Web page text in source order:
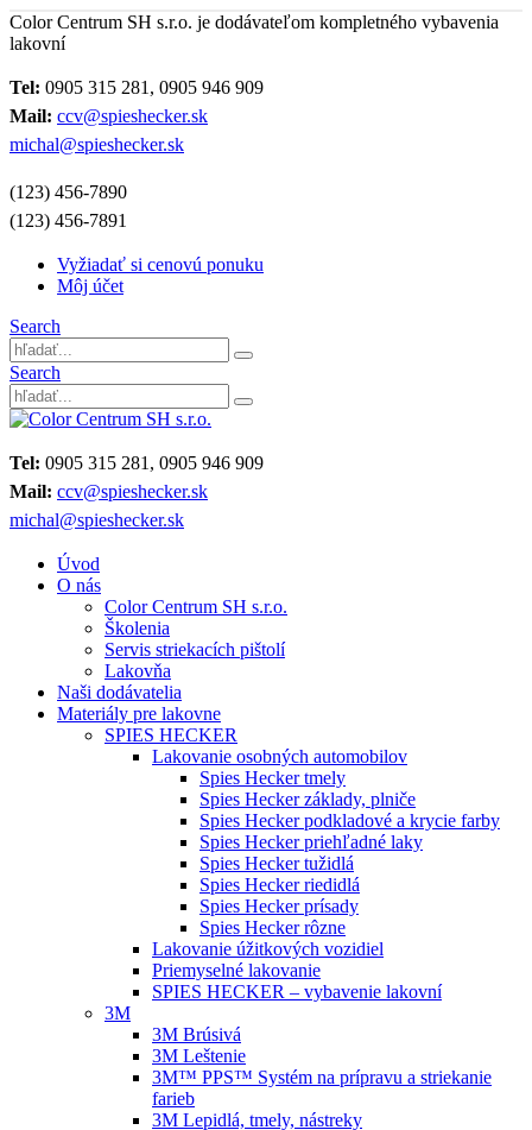
Color Centrum SH s.r.o. je dodávateľom kompletného vybavenia
lakovní
Tel: 0905 315 281, 0905 946 909
Mail: ccv@spieshecker.sk
michal@spieshecker.sk
(123) 456-7890
(123) 456-7891
Vyžiadať si cenovú ponuku
Môj účet
Search
Search
Tel: 0905 315 281, 0905 946 909
Mail: ccv@spieshecker.sk
michal@spieshecker.sk
Úvod
O nás
Color Centrum SH s.r.o.
Školenia
Servis striekacích pištolí
Lakovňa
Naši dodávatelia
Materiály pre lakovne
SPIES HECKER
Lakovanie osobných automobilov
Spies Hecker tmely
Spies Hecker základy, plniče
Spies Hecker podkladové a krycie farby
Spies Hecker priehľadné laky
Spies Hecker tužidlá
Spies Hecker riedidlá
Spies Hecker prísady
Spies Hecker rôzne
Lakovanie úžitkových vozidiel
Priemyselné lakovanie
SPIES HECKER – vybavenie lakovní
3M
3M Brúsivá
3M Leštenie
3M™ PPS™ Systém na prípravu a striekanie
farieb
3M Lepidlá, tmely, nástreky